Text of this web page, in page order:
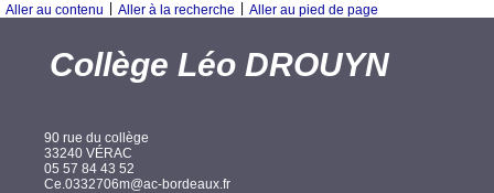
Aller au contenu Aller à la recherche Aller au pied de page
Collège Léo DROUYN
90 rue du collège
33240 VÉRAC
05 57 84 43 52
Ce.0332706m@ac-bordeaux.fr